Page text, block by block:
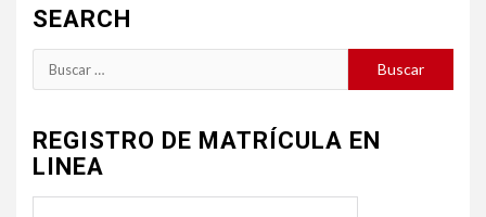
SEARCH
Buscar:
REGISTRO DE MATRÍCULA EN
LINEA